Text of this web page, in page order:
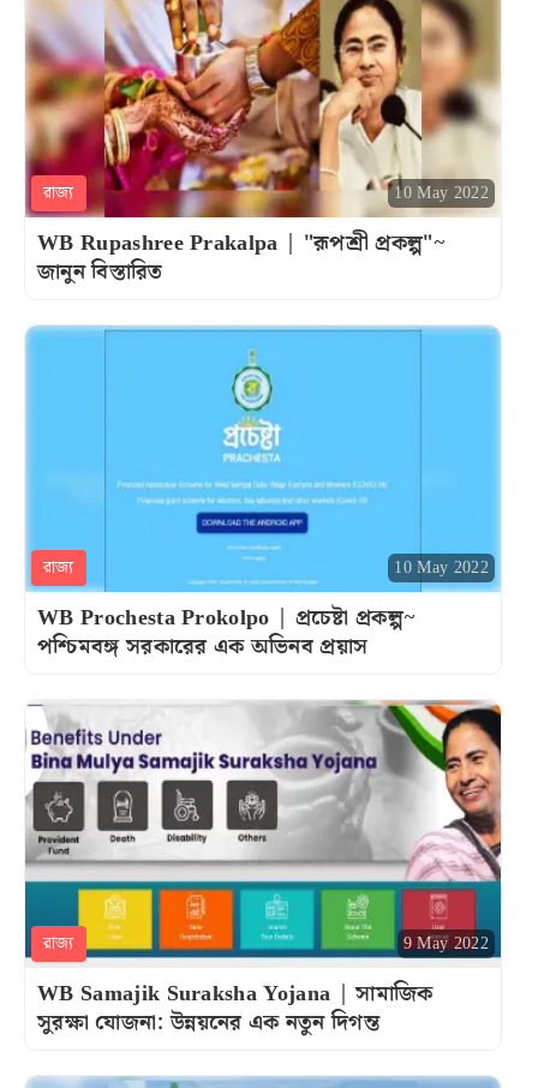
রাজ্য 10 May 2022
WB Rupashree Prakalpa | "রূপশ্রী প্রকল্প"~
জানুন বিস্তারিত
রাজ্য 10 May 2022
WB Prochesta Prokolpo | প্রচেষ্টা প্রকল্প~
পশ্চিমবঙ্গ সরকারের এক অভিনব প্রয়াস
রাজ্য 9 May 2022
WB Samajik Suraksha Yojana | সামাজিক
সুরক্ষা যোজনা: উন্নয়নের এক নতুন দিগন্ত